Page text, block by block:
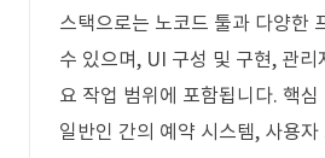
스택으로는 노코드 툴과 다양한
수 있으며, UI 구성 및 구현, 관리
요 작업 범위에 포함됩니다. 핵
일반인 간의 예약 시스템, 사용자